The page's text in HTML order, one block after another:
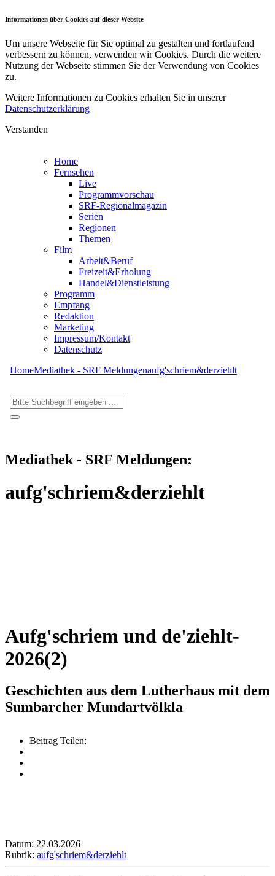
Informationen über Cookies auf dieser Website
Um unsere Webseite für Sie optimal zu gestalten und fortlaufend
verbessern zu können, verwenden wir Cookies. Durch die weitere
Nutzung der Webseite stimmen Sie der Verwendung von Cookies
zu.
Weitere Informationen zu Cookies erhalten Sie in unserer
Datenschutzerklärung
Verstanden
Home
Fernsehen
Live
Programmvorschau
SRF-Regionalmagazin
Serien
Regionen
Themen
Film
Arbeit&Beruf
Freizeit&Erholung
Handel&Dienstleistung
Programm
Empfang
Redaktion
Marketing
Impressum/Kontakt
Datenschutz
HomeMediathek - SRF Meldungenaufg'schriem&derziehlt
Mediathek - SRF Meldungen:
aufg'schriem&derziehlt
Aufg'schriem und de'ziehlt-
2026(2)
Geschichten aus dem Lutherhaus mit dem
Sumbarcher Mundartvölkla
Beitrag Teilen:
Datum: 22.03.2026
Rubrik: aufg'schriem&derziehlt